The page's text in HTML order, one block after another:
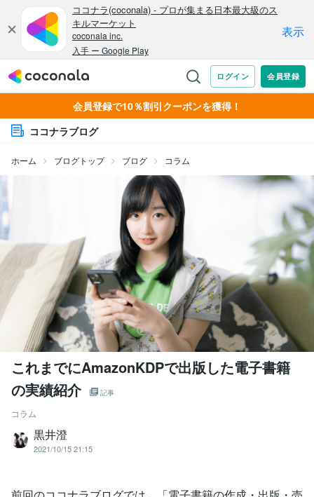
会員登録で10％割引クーポンを獲得！
ココナラブログ
ホーム ブログトップ ブログ コラム
これまでにAmazonKDPで出版した電子書籍
の実績紹介
記事
コラム
黒井澄
2021/10/15 21:15